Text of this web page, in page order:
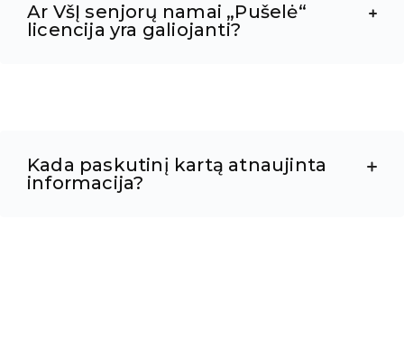
Ar VšĮ senjorų namai „Pušelė“
licencija yra galiojanti?
Kada paskutinį kartą atnaujinta
informacija?